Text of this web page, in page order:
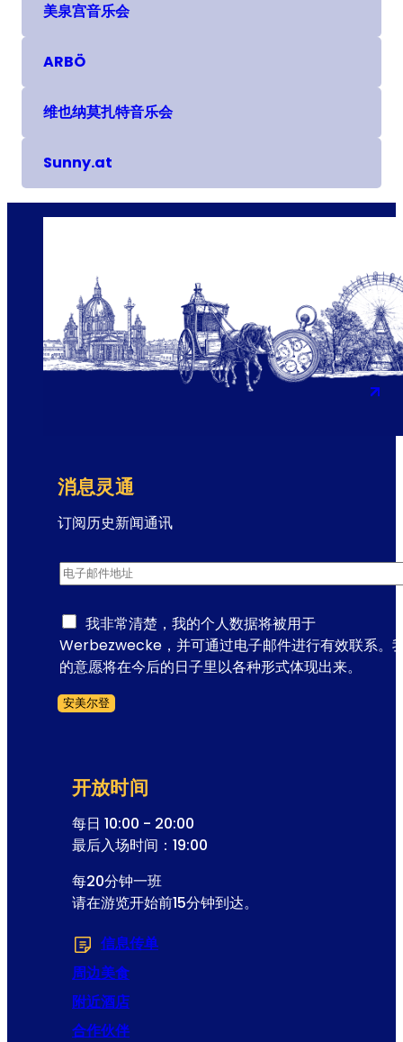
美泉宫音乐会
ARBÖ
维也纳莫扎特音乐会
Sunny.at
消息灵通
订阅历史新闻通讯
通
讯
册
电
子
件
电子邮件地址
我非常清楚，我的个人数据将被用于
Werbezwecke，并可通过电子邮件进行有效联系。
的意愿将在今后的日子里以各种形式体现出来。
安美尔登
开放时间
每日 10:00 - 20:00
最后入场时间：19:00
每20分钟一班
请在游览开始前15分钟到达。
信息传单
周边美食
附近酒店
合作伙伴